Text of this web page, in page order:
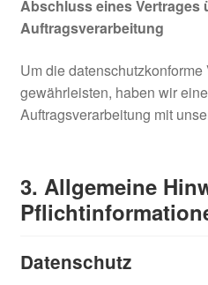
Abschluss eines Vertrages
Auftragsverarbeitung
Um die datenschutzkonforme
gewährleisten, haben wir
Auftragsverarbeitung mit
3. Allgemeine
Datenschutz